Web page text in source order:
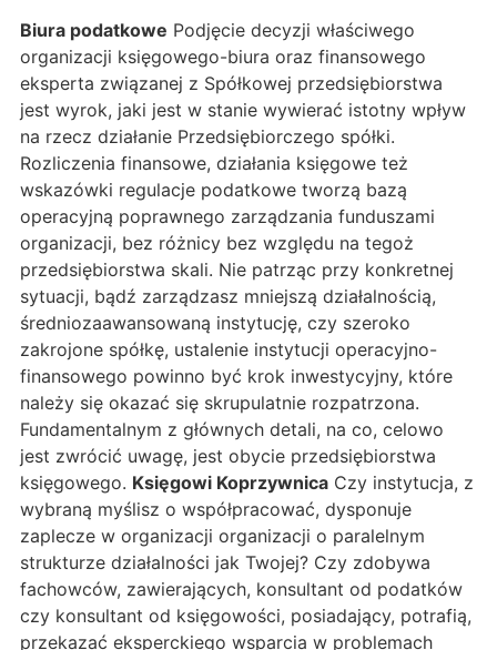
Biura podatkowe Podjęcie decyzji właściwego
organizacji księgowego-biura oraz finansowego
eksperta związanej z Spółkowej przedsiębiorstwa
jest wyrok, jaki jest w stanie wywierać istotny wpływ
na rzecz działanie Przedsiębiorczego spółki.
Rozliczenia finansowe, działania księgowe też
wskazówki regulacje podatkowe tworzą bazą
operacyjną poprawnego zarządzania funduszami
organizacji, bez różnicy bez względu na tegoż
przedsiębiorstwa skali. Nie patrząc przy konkretnej
sytuacji, bądź zarządzasz mniejszą działalnością,
średniozaawansowaną instytucję, czy szeroko
zakrojone spółkę, ustalenie instytucji operacyjno-
finansowego powinno być krok inwestycyjny, które
należy się okazać się skrupulatnie rozpatrzona.
Fundamentalnym z głównych detali, na co, celowo
jest zwrócić uwagę, jest obycie przedsiębiorstwa
księgowego. Księgowi Koprzywnica Czy instytucja, z
wybraną myślisz o współpracować, dysponuje
zaplecze w organizacji organizacji o paralelnym
strukturze działalności jak Twojej? Czy zdobywa
fachowców, zawierających, konsultant od podatków
czy konsultant od księgowości, posiadający, potrafią,
przekazać eksperckiego wsparcia w problemach